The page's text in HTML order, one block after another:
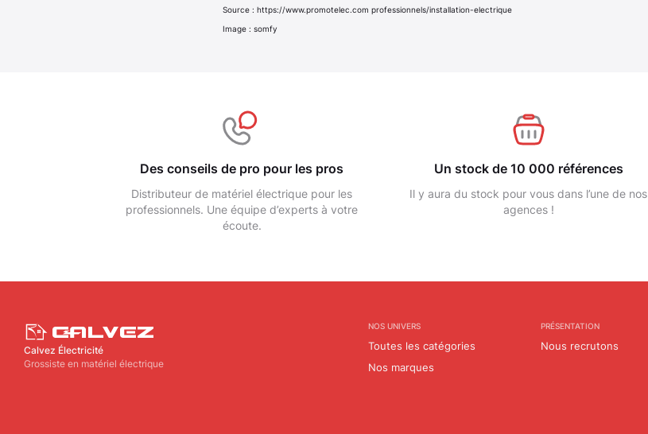
Source : https://www.promotelec.com professionnels/installation-electrique
Image : somfy
Des conseils de pro pour les pros
Distributeur de matériel électrique pour les
professionnels. Une équipe d’experts à votre
écoute.
Un stock de 10 000 références
Il y aura du stock pour vous dans l’une de nos
agences !
Calvez Électricité
Grossiste en matériel électrique
NOS UNIVERS
Toutes les catégories
Nos marques
PRÉSENTATION
Nous recrutons